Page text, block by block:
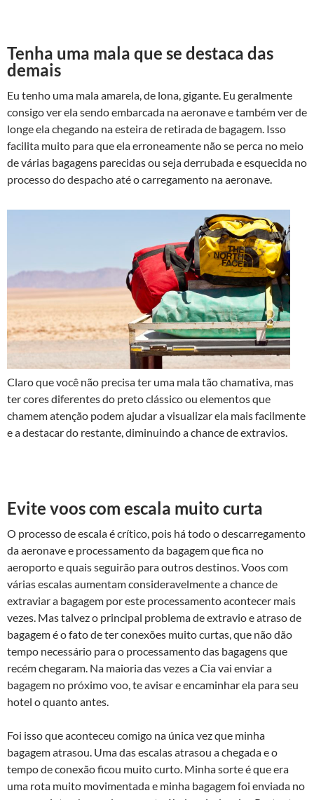
Tenha uma mala que se destaca das
demais
Eu tenho uma mala amarela, de lona, gigante. Eu geralmente
consigo ver ela sendo embarcada na aeronave e também ver de
longe ela chegando na esteira de retirada de bagagem. Isso
facilita muito para que ela erroneamente não se perca no meio
de várias bagagens parecidas ou seja derrubada e esquecida no
processo do despacho até o carregamento na aeronave.
Claro que você não precisa ter uma mala tão chamativa, mas
ter cores diferentes do preto clássico ou elementos que
chamem atenção podem ajudar a visualizar ela mais facilmente
e a destacar do restante, diminuindo a chance de extravios.
Evite voos com escala muito curta
O processo de escala é crítico, pois há todo o descarregamento
da aeronave e processamento da bagagem que fica no
aeroporto e quais seguirão para outros destinos. Voos com
várias escalas aumentam consideravelmente a chance de
extraviar a bagagem por este processamento acontecer mais
vezes. Mas talvez o principal problema de extravio e atraso de
bagagem é o fato de ter conexões muito curtas, que não dão
tempo necessário para o processamento das bagagens que
recém chegaram. Na maioria das vezes a Cia vai enviar a
bagagem no próximo voo, te avisar e encaminhar ela para seu
hotel o quanto antes.
Foi isso que aconteceu comigo na única vez que minha
bagagem atrasou. Uma das escalas atrasou a chegada e o
tempo de conexão ficou muito curto. Minha sorte é que era
uma rota muito movimentada e minha bagagem foi enviada no